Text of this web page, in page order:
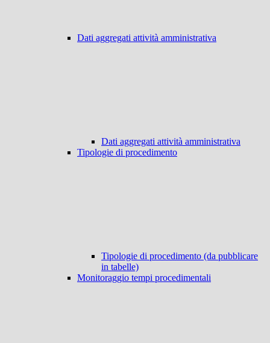
Dati aggregati attività amministrativa
Dati aggregati attività amministrativa
Tipologie di procedimento
Tipologie di procedimento (da pubblicare
in tabelle)
Monitoraggio tempi procedimentali